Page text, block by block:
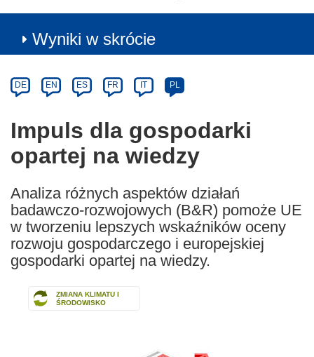
Wyniki w skrócie
Category
Article
available
the
following
languages:
DE EN ES FR IT PL
Impuls dla gospodarki
opartej na wiedzy
Analiza różnych aspektów działań
badawczo-rozwojowych (B&R) pomoże UE
w tworzeniu lepszych wskaźników oceny
rozwoju gospodarczego i europejskiej
gospodarki opartej na wiedzy.
ZMIANA KLIMATU I
ŚRODOWISKO